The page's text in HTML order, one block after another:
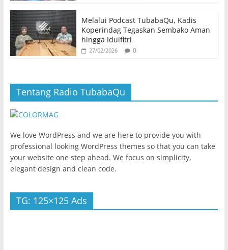
Melalui Podcast TubabaQu, Kadis
Koperindag Tegaskan Sembako Aman
hingga Idulfitri
27/02/2026 0
Tentang Radio TubabaQu
We love WordPress and we are here to provide you with
professional looking WordPress themes so that you can take
your website one step ahead. We focus on simplicity,
elegant design and clean code.
TG: 125×125 Ads